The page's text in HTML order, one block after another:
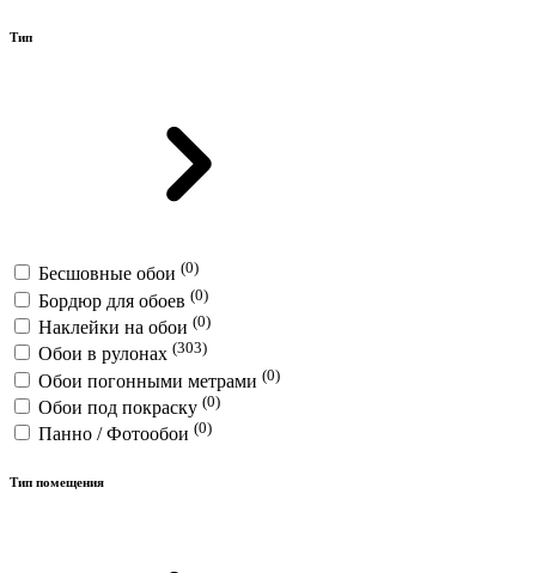
Тип
Бесшовные обои (0)
Бордюр для обоев (0)
Наклейки на обои (0)
Обои в рулонах (303)
Обои погонными метрами (0)
Обои под покраску (0)
Панно / Фотообои (0)
Тип помещения